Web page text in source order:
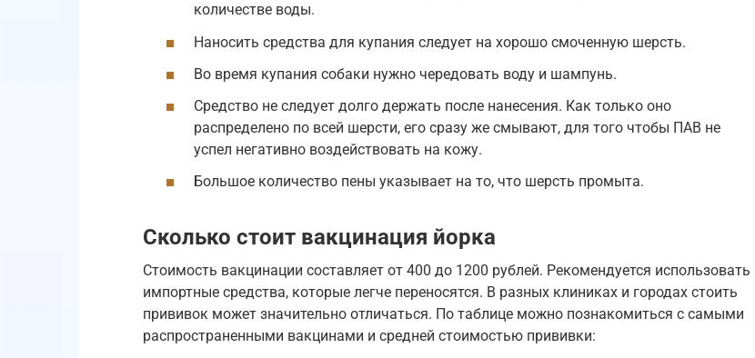
количестве воды.
Наносить средства для купания следует на хорошо смоченную шерсть.
Во время купания собаки нужно чередовать воду и шампунь.
Средство не следует долго держать после нанесения. Как только оно
распределено по всей шерсти, его сразу же смывают, для того чтобы ПАВ не
успел негативно воздействовать на кожу.
Большое количество пены указывает на то, что шерсть промыта.
Сколько стоит вакцинация йорка
Стоимость вакцинации составляет от 400 до 1200 рублей. Рекомендуется использовать
импортные средства, которые легче переносятся. В разных клиниках и городах стоить
прививок может значительно отличаться. По таблице можно познакомиться с самыми
распространенными вакцинами и средней стоимостью прививки: